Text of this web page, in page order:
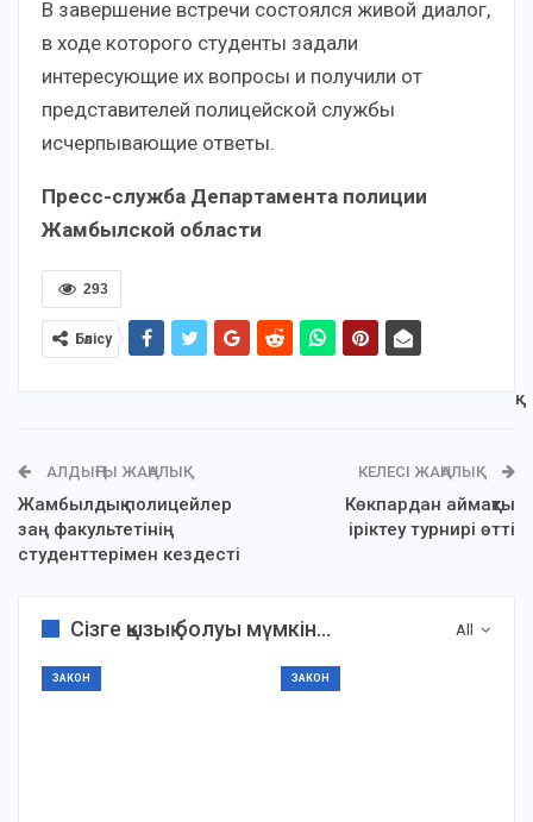
В завершение встречи состоялся живой диалог,
в ходе которого студенты задали
интересующие их вопросы и получили от
представителей полицейской службы
исчерпывающие ответы.
Пресс-служба Департамента полиции
Жамбылской области
293
Бөлісу
АЛДЫҢҒЫ ЖАҢАЛЫҚ
Жамбылдық полицейлер
заң факультетінің
студенттерімен кездесті
КЕЛЕСІ ЖАҢАЛЫҚ
Көкпардан аймақтық
іріктеу турнирі өтті
All
Сізге қызық болуы мүмкін...
ЗАКОН ЗАКОН